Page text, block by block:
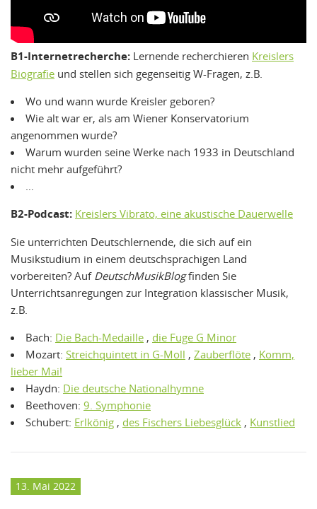
B1-Internetrecherche: Lernende recherchieren Kreislers
Biografie und stellen sich gegenseitig W-Fragen, z.B.
Wo und wann wurde Kreisler geboren?
Wie alt war er, als am Wiener Konservatorium
angenommen wurde?
Warum wurden seine Werke nach 1933 in Deutschland
nicht mehr aufgeführt?
…
B2-Podcast: Kreislers Vibrato, eine akustische Dauerwelle
Sie unterrichten Deutschlernende, die sich auf ein
Musikstudium in einem deutschsprachigen Land
vorbereiten? Auf DeutschMusikBlogfinden Sie
Unterrichtsanregungen zur Integration klassischer Musik,
z.B.
Bach: Die Bach-Medaille , die Fuge G Minor
Mozart: Streichquintett in G-Moll , Zauberflöte , Komm,
lieber Mai!
Haydn: Die deutsche Nationalhymne
Beethoven: 9. Symphonie
Schubert: Erlkönig , des Fischers Liebesglück , Kunstlied
13. Mai 2022